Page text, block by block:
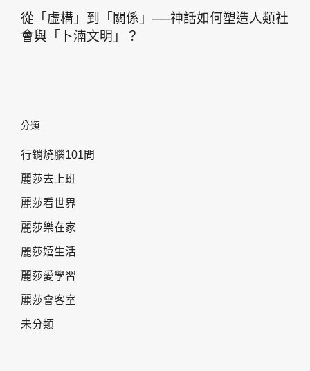
從「虛構」到「關係」──神話如何塑造人類社
會與「卜湳文明」？
分類
行銷燒腦101問
麗莎去上班
麗莎看世界
麗莎樂在家
麗莎嬉生活
麗莎愛學習
麗莎會客室
未分類